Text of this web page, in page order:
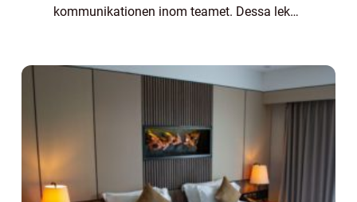
kommunikationen inom teamet. Dessa lekar